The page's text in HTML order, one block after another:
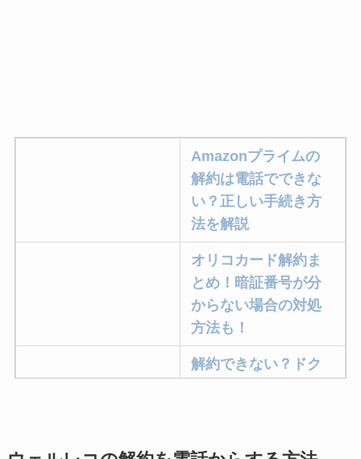
Amazonプライムの
解約は電話でできな
い？正しい手続き方
法を解説
オリコカード解約ま
とめ！暗証番号が分
からない場合の対処
方法も！
解約できない？ドク